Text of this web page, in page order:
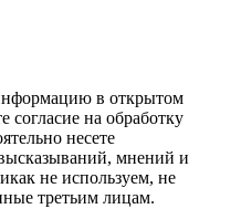
в открытом
согласие на обработку
несете
мнений и
не используем, не
третьим лицам.